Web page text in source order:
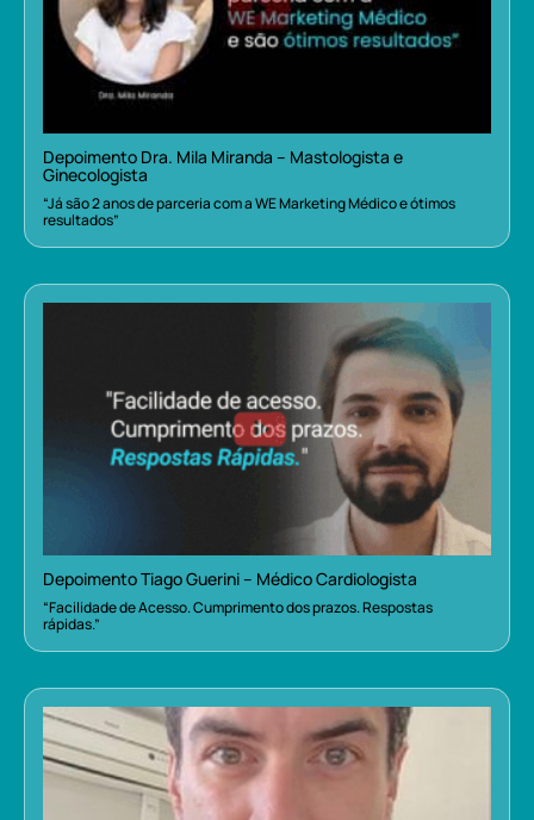
Depoimento Dra. Mila Miranda – Mastologista e
Ginecologista
“Já são 2 anos de parceria com a WE Marketing Médico e ótimos
resultados”
Depoimento Tiago Guerini – Médico Cardiologista
“Facilidade de Acesso. Cumprimento dos prazos. Respostas
rápidas.”